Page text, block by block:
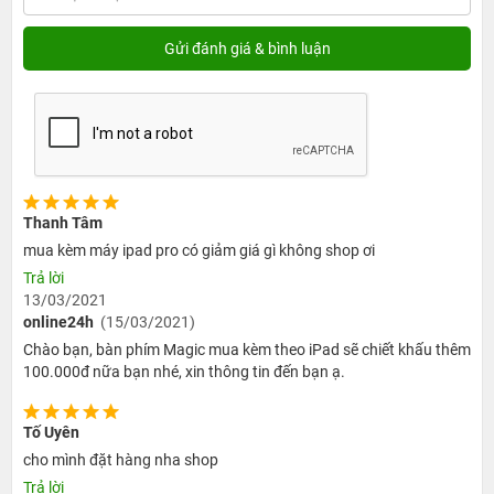
Hệ điều hành iPadOS còn hỗ trợ người dùng iPad sử
Thanh Tâm
mua kèm máy ipad pro có giảm giá gì không shop ơi
Trả lời
13/03/2021
online24h (15/03/2021)
Chào bạn, bàn phím Magic mua kèm theo iPad sẽ chiết khấu thêm
100.000đ nữa bạn nhé, xin thông tin đến bạn ạ.
Tố Uyên
cho mình đặt hàng nha shop
Trả lời